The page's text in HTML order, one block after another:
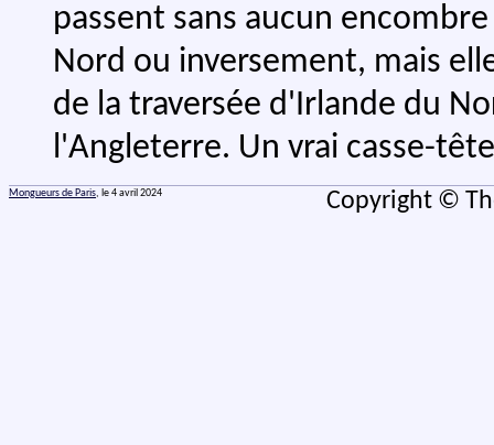
passent sans aucun
Nord ou inversement, mais
de la traversée d'Irlande du
l'Angleterre. Un vrai casse-
Mongueurs de Paris, le 4 avril 2024 Copyright ©